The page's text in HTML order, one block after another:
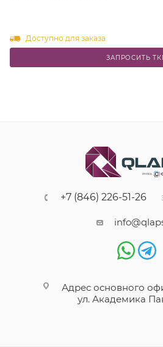
Доступно для заказа
ЗАПРОСИТЬ
+7 (846) 226-51-26
Адрес основного
ул. Академика